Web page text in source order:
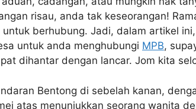
risau, anda tak keseorangan!
berhubung. Jadi, dalam artikel
untuk anda menghubungi MPB,
dihantar dengan lancar. Jom kita